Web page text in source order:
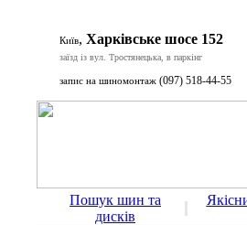
Київ, Харківське шосе 152
заїзд із вул. Тростянецька, в паркінг
запис на шиномонтаж (097) 518-44-55
Пошук шин та
дисків